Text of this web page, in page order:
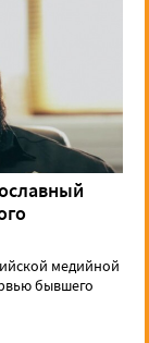
медийной
бывшего